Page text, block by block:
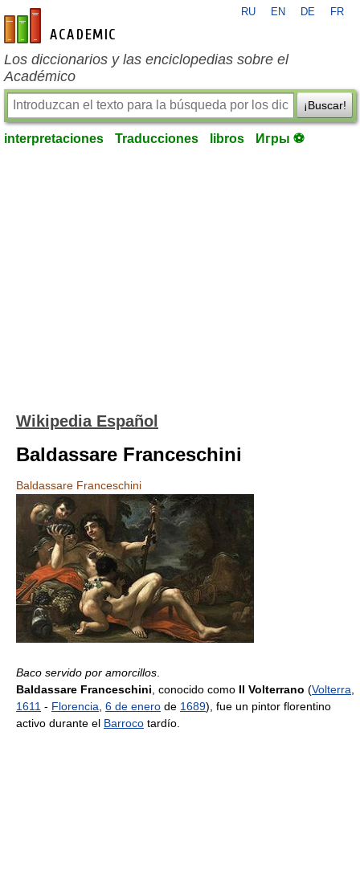
es-academic.com
RU EN DE FR
Los diccionarios y las enciclopedias sobre el
Académico
¡Buscar!
interpretaciones Traducciones libros Игры ⚽
Wikipedia Español
Baldassare Franceschini
Baldassare Franceschini
Baco servido por amorcillos.
Baldassare Franceschini, conocido como Il Volterrano (Volterra,
1611 - Florencia, 6 de enero de 1689), fue un pintor florentino
activo durante el Barroco tardío.